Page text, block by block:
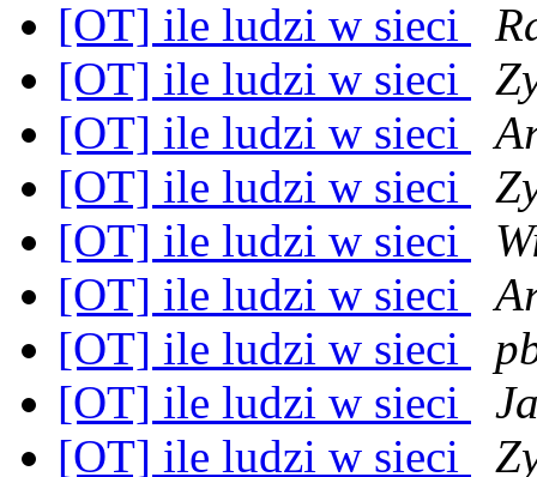
[OT] ile ludzi w sieci
[OT] ile ludzi w sieci
[OT] ile ludzi w sieci
[OT] ile ludzi w sieci
[OT] ile ludzi w sieci
[OT] ile ludzi w sieci
[OT] ile ludzi w sieci
[OT] ile ludzi w sieci
[OT] ile ludzi w sieci